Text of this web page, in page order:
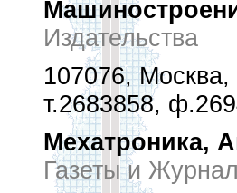
Издательства
107076,
т.2683858,
Мехатроника,
Газеты и